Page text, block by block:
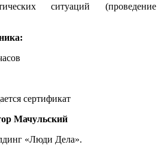
ситуаций (проведение
сертификат
Мачульский
«Люди Дела».